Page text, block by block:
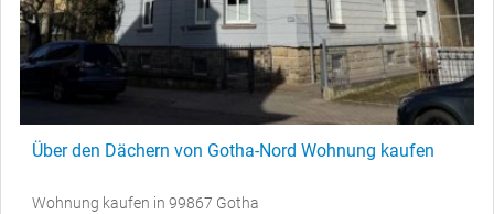
Über den Dächern von Gotha-Nord Wohnung kaufen
Wohnung kaufen in 99867 Gotha